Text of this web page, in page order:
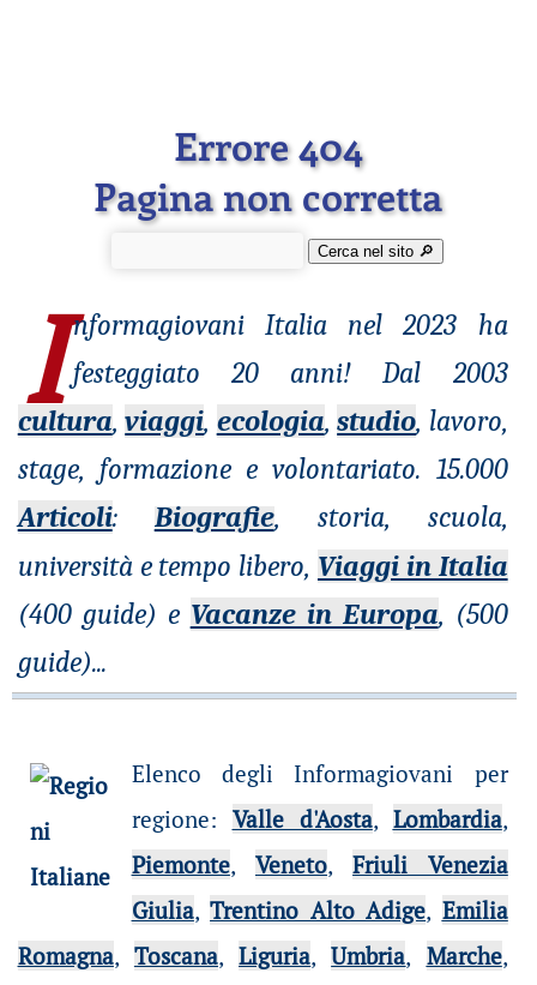
Errore 404
Pagina non corretta
Cerca nel sito 🔎︎
I nformagiovaniItalia nel 2023 ha
festeggiato 20 anni! Dal 2003
cultura,viaggi, ecologia,studio, lavoro,
stage, formazione e volontariato. 15.000
Articoli: Biografie, storia, scuola,
università e tempo libero, Viaggi in Italia
(400 guide) e Vacanze in Europa, (500
guide)...
Elenco degli Informagiovani per
regione: Valle d'Aosta, Lombardia,
Piemonte, Veneto,Friuli Venezia
Giulia,Trentino Alto Adige, Emilia
Romagna, Toscana,Liguria,Umbria, Marche,